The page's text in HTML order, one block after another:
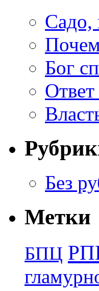
Садо,
Бог
Без
Метки
БПЦ